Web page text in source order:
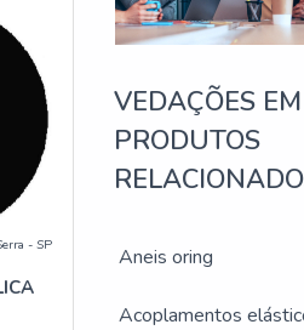
- SP
VEDAÇÕES
PRODUTOS
Aneis oring
Acoplamentos